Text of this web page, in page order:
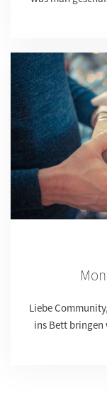
Liebe
ins Bett